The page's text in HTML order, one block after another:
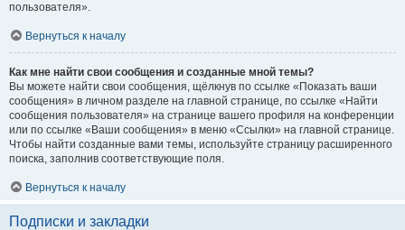
пользователя».
Вернуться к началу
Как мне найти свои сообщения и созданные мной темы?
Вы можете найти свои сообщения, щёлкнув по ссылке «Показать ваши
сообщения» в личном разделе на главной странице, по ссылке «Найти
сообщения пользователя» на странице вашего профиля на конференции
или по ссылке «Ваши сообщения» в меню «Ссылки» на главной странице.
Чтобы найти созданные вами темы, используйте страницу расширенного
поиска, заполнив соответствующие поля.
Вернуться к началу
Подписки и закладки